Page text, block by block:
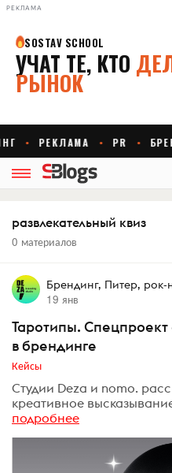
РЕКЛАМА
развлекательный квиз
0 материалов
Брендинг, Питер, рок-
19 янв
Таротипы.
в брендинге
Кейсы
Студии Deza и nomo.
креативное
подробнее